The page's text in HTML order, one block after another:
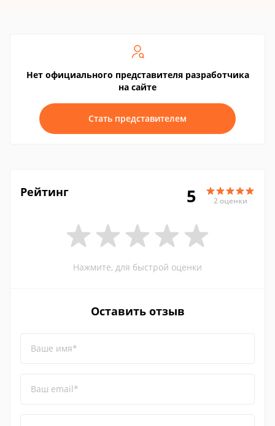
Нет официального представителя разработчика
на сайте
Стать представителем
Рейтинг 5 2 оценки
Нажмите, для быстрой оценки
Оставить отзыв
Ваше имя*
Ваш email*